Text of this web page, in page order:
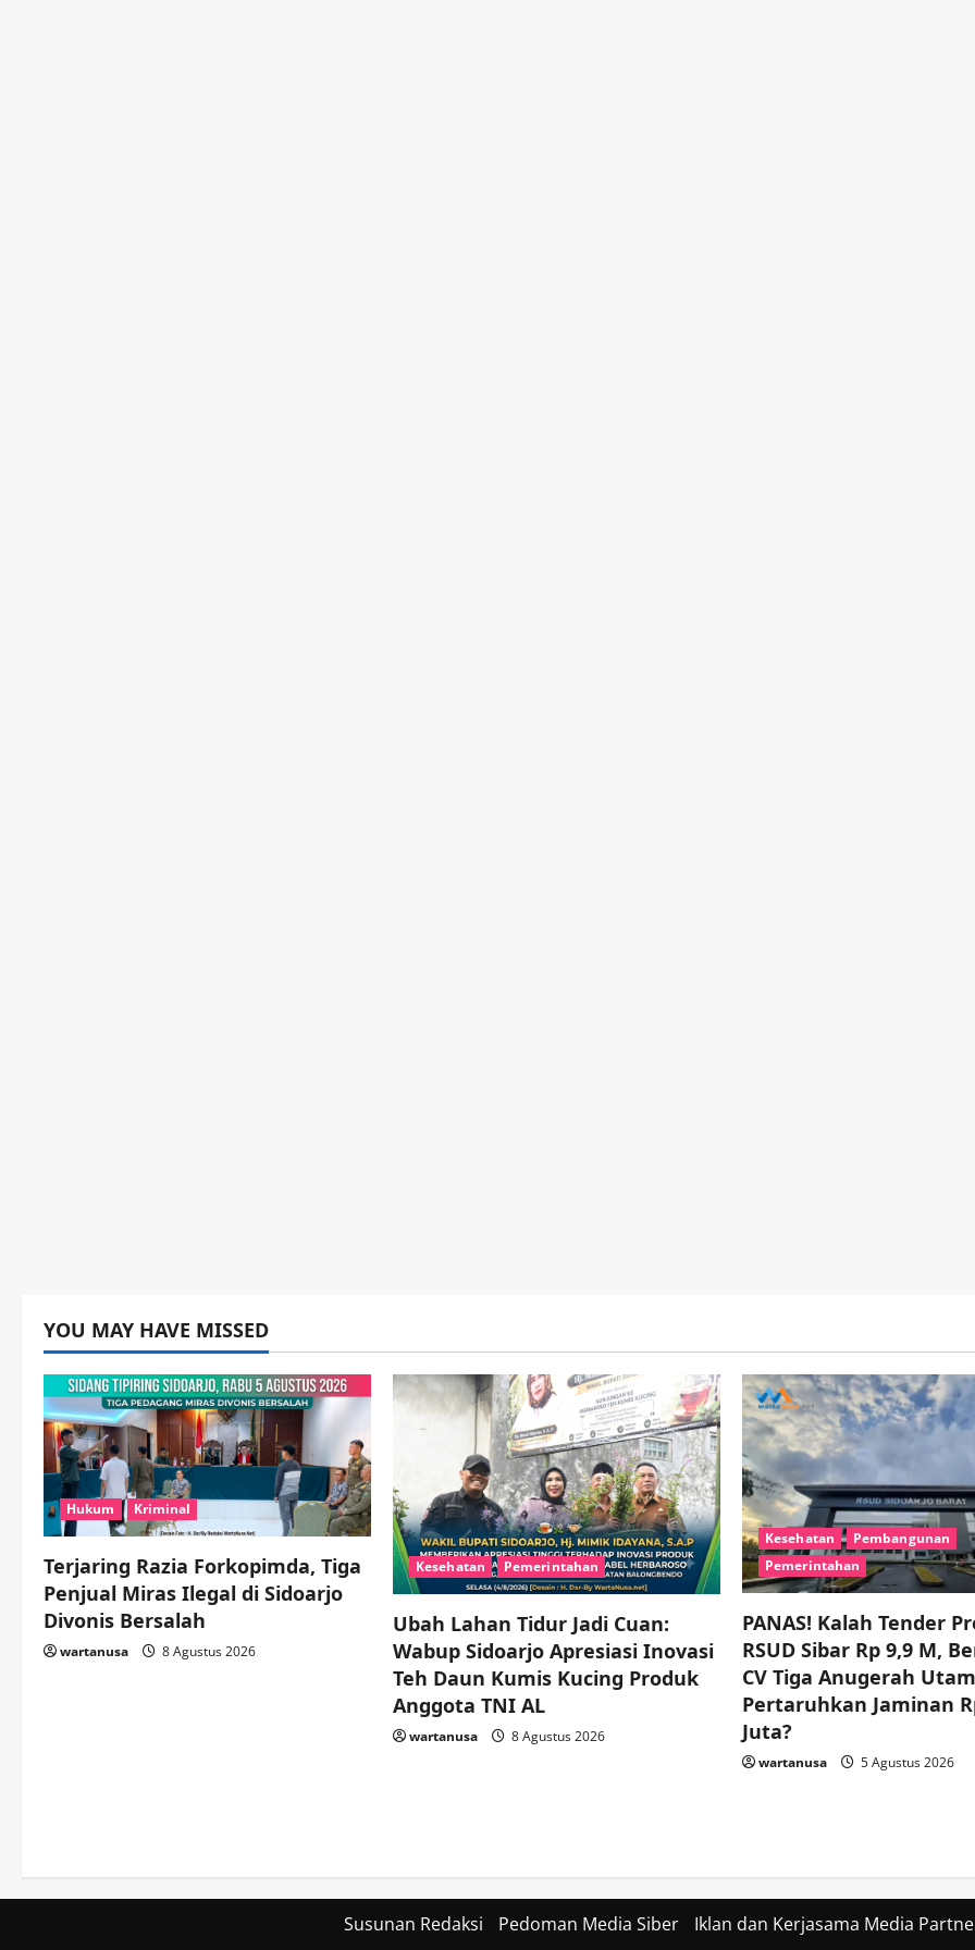
YOU MAY HAVE MISSED
Hukum Kriminal
Terjaring Razia Forkopimda, Tiga
Penjual Miras Ilegal di Sidoarjo
Divonis Bersalah
wartanusa 8 Agustus 2026
Kesehatan Pemerintahan
Ubah Lahan Tidur Jadi Cuan:
Wabup Sidoarjo Apresiasi Inovasi
Teh Daun Kumis Kucing Produk
Anggota TNI AL
wartanusa 8 Agustus 2026
Kesehatan
Pembangunan
Pemerintahan
PANAS! Kalah Tender
RSUD Sibar Rp 9,9 M,
CV Tiga Anugerah
Pertaruhkan Jaminan
Juta?
wartanusa 5 Agustus 2026
Susunan Redaksi Pedoman Media Siber Iklan dan Kerjasama Media